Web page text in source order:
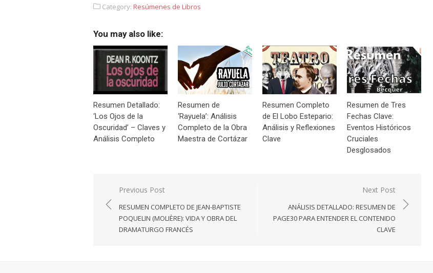
Category: Resúmenes de Libros
You may also like:
Resumen Detallado:
‘Los Ojos de la
Oscuridad’ – Claves y
Análisis Completo
Resumen de
‘Rayuela’: Análisis
Completo de la Obra
Maestra de Cortázar
Resumen Completo
de El Lobo Estepario:
Análisis y Reflexiones
Clave
Resumen de Tres
Fechas Clave:
Eventos Históricos
Cruciales
Desglosados
Navegación
de
entradas
Previous Post
RESUMEN COMPLETO DE JEAN-BAPTISTE
POQUELIN (MOLIÈRE): VIDA Y OBRA DEL
DRAMATURGO FRANCÉS
Next Post
ANÁLISIS DETALLADO: RESUMEN DE
PAGE30 PARA ENTENDER EL CONTENIDO
CLAVE